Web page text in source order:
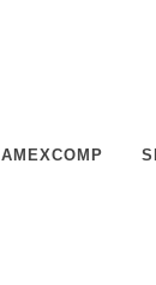
AMEXCOMP